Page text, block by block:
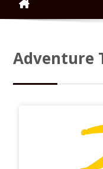
Courses
Adventure